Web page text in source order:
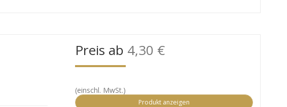
Preis ab 4,30 €
(einschl. MwSt.)
Produkt anzeigen